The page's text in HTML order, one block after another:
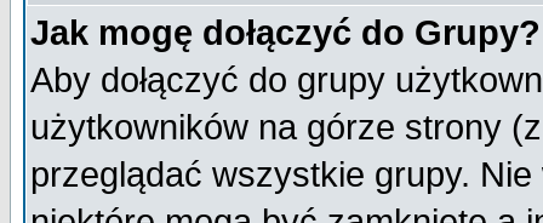
Jak mogę dołączyć do Grupy?
Aby dołączyć do grupy
użytkowników na górze strony
przeglądać wszystkie grupy.